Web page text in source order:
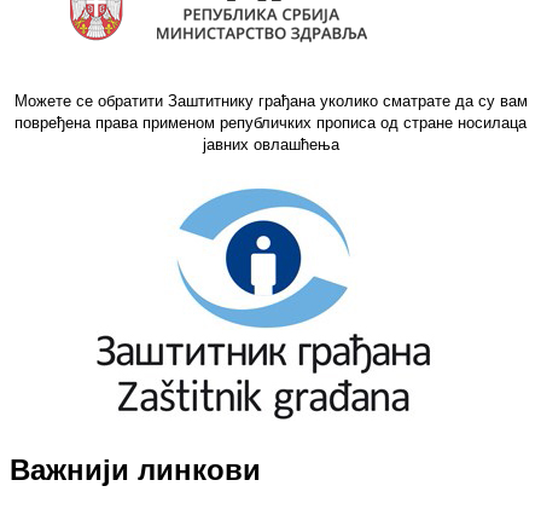
Можете се обратити Заштитнику грађана уколико сматрате да су вам
повређена права применом републичких прописа од стране носилаца
јавних овлашћења
Важнији линкови